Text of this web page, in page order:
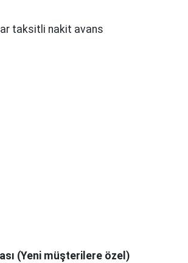
taksitli nakit avans
(Yeni müşterilere özel)